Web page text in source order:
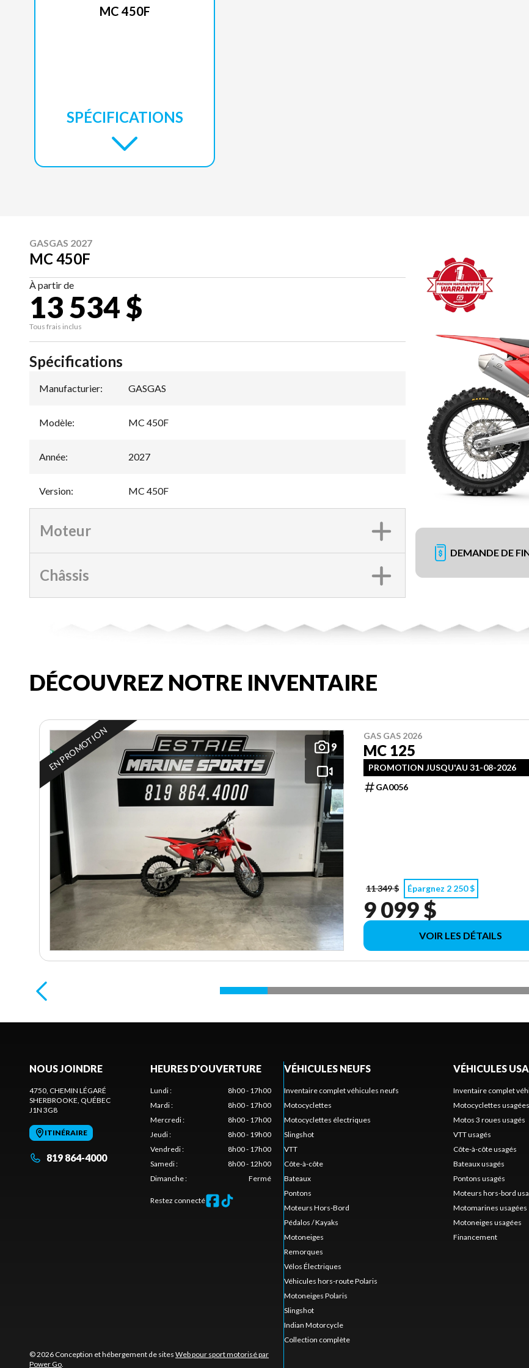
MC 450F
SPÉCIFICATIONS
GASGAS 2027
MC 450F
À partir de
13 534 $
Tous frais inclus
DEMANDE DE
Spécifications
Manufacturier: GASGAS
Modèle: MC 450F
Année: 2027
Version: MC 450F
Moteur
Châssis
DÉCOUVREZ NOTRE INVENTAIRE
9
EN PROMOTION GAS GAS 2026
MC 125
PROMOTION JUSQU'AU 31-08-2026
GA0056
11 349 $ Épargnez 2 250 $
9 099 $
VOIR LES DÉTAILS
NOUS JOINDRE
4750, CHEMIN LÉGARÉ
SHERBROOKE, QUÉBEC
J1N 3G8
ITINÉRAIRE
819 864-4000
HEURES D'OUVERTURE
Lundi:
8h00 - 17h00
Mardi:
8h00 - 17h00
Mercredi:
8h00 - 17h00
Jeudi:
8h00 - 19h00
Vendredi:
8h00 - 17h00
Samedi:
8h00 - 12h00
Dimanche: Fermé
Restez connecté
© 2026 Conception et hébergement de sites Web pour sport motorisé par
Power Go.
VÉHICULES NEUFS
Inventaire complet véhicules neufs
Motocyclettes
Motocyclettes électriques
Slingshot
VTT
Côte-à-côte
Bateaux
Pontons
Moteurs Hors-Bord
Pédalos / Kayaks
Motoneiges
Remorques
Vélos Électriques
Véhicules hors-route Polaris
Motoneiges Polaris
Slingshot
Indian Motorcycle
Collection complète
VÉHICULES
Inventaire complet
Motocyclettes usagées
Motos 3 roues usagés
VTT usagés
Côte-à-côte usagés
Bateaux usagés
Pontons usagés
Moteurs hors-bord
Motomarines usagées
Motoneiges usagées
Financement